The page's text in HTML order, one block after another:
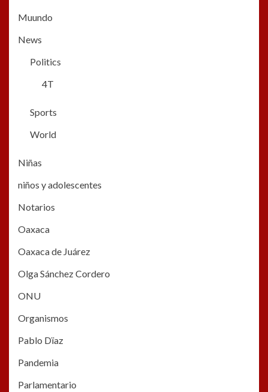
Muundo
News
Politics
4T
Sports
World
Niñas
niños y adolescentes
Notarios
Oaxaca
Oaxaca de Juárez
Olga Sánchez Cordero
ONU
Organismos
Pablo Dïaz
Pandemia
Parlamentario